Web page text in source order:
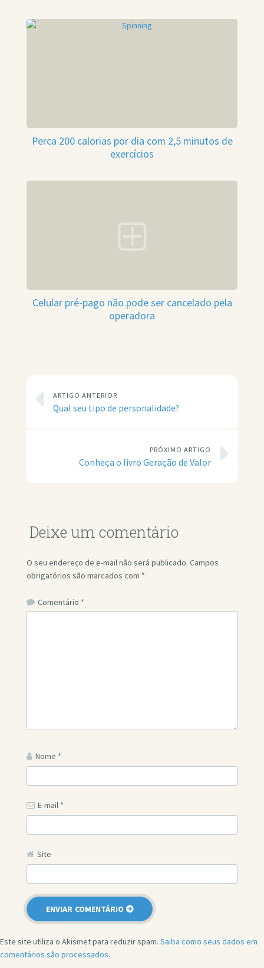
Perca 200 calorias por dia com 2,5 minutos de
exercícios
Celular pré-pago não pode ser cancelado pela
operadora
ARTIGO ANTERIOR
Qual seu tipo de personalidade?
PRÓXIMO ARTIGO
Conheça o livro Geração de Valor
Deixe um comentário
O seu endereço de e-mail não será publicado. Campos
obrigatórios são marcados com *
Comentário *
Nome *
E-mail *
Site
Este site utiliza o Akismet para reduzir spam. Saiba como seus dados em
comentários são processados.